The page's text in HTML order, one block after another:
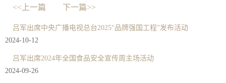
<<上一篇 下一篇>>
吕军出席中央广播电视总台2025“品牌强国工程”发布活动
2024-10-12
吕军出席2024年全国食品安全宣传周主场活动
2024-09-26